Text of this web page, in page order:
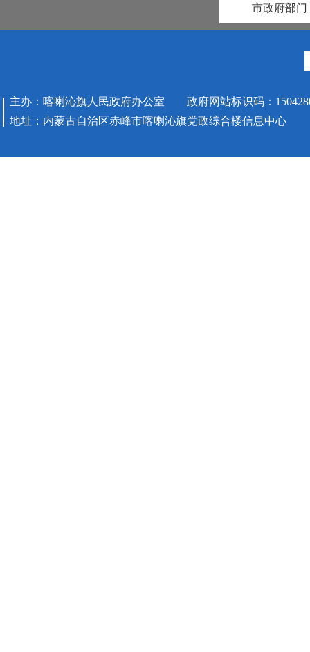
市政府部门
主办：喀喇沁旗人民政府办公室 政府网站标识码：
地址：内蒙古自治区赤峰市喀喇沁旗党政综合楼信息中心